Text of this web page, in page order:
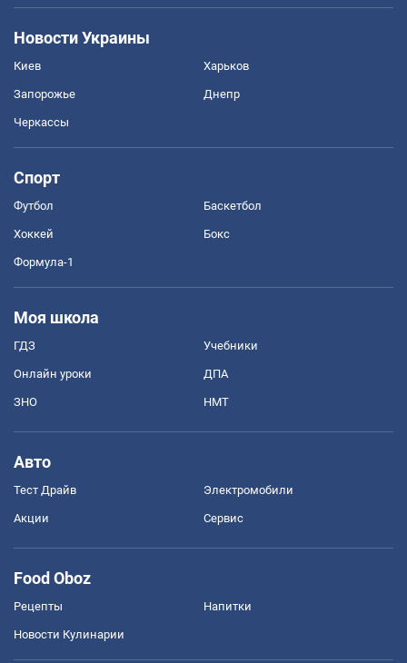
Новости Украины
Киев Харьков
Запорожье Днепр
Черкассы
Спорт
Футбол Баскетбол
Хоккей Бокс
Формула-1
Моя школа
ГДЗ Учебники
Онлайн уроки ДПА
ЗНО НМТ
Авто
Тест Драйв Электромобили
Акции Сервис
Food Oboz
Рецепты Напитки
Новости Кулинарии